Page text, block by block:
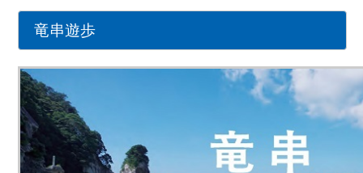
竜串遊歩